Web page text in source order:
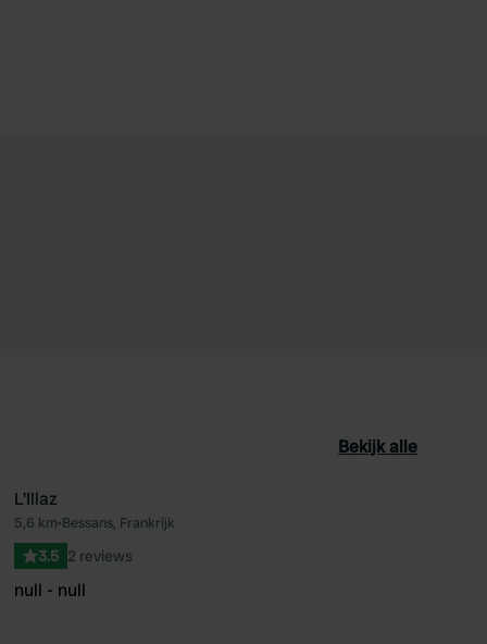
Bekijk alle
L'Illaz
5,6 km•Bessans, Frankrijk
3.5 2 reviews
null - null